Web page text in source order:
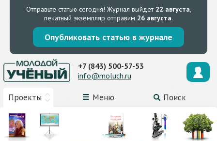
Отправьте статью сегодня! Журнал выйдет 22 августа,
печатный экземпляр отправим 26 августа.
Опубликовать статью в журнале
Проекты Меню Поиск
+7 (843) 500-57-53
info@moluch.ru